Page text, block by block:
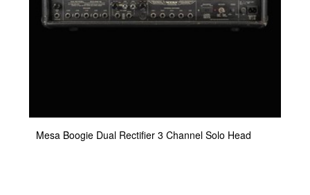
Mesa Boogie Dual Rectifier 3 Channel Solo Head